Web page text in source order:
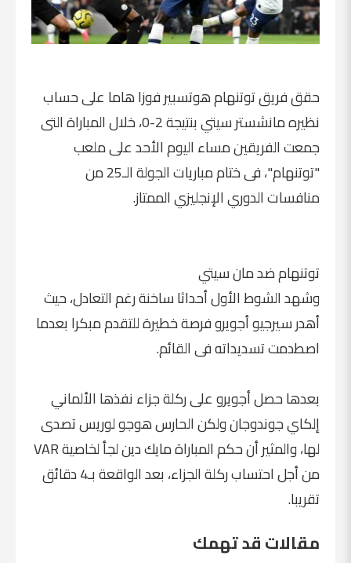
حقق فريق توتنهام هوتسبير فوزا هاما على حساب
نظيره مانشستر سيتي بنتيجة 2-0، خلال المباراة التى
جمعت الفريقين مساء اليوم الأحد على ملعب
"توتنهام"، فى ختام مباريات الجولة الـ25 من
منافسات الدوري الإنجليزي الممتاز.
توتنهام ضد مان سيتي
وشهد الشوط الأول أحداثا ساخنة رغم التعادل، حيث
أهدر سيرجيو أجويرو فرصة خطيرة للتقدم مبكرا بعدما
اصطدمت تسديداته فى القائم.
بعدها حصل أجويرو على ركلة جزاء نفذها الألماني
إلكاي جوندوجان ولكن الحارس هوجو لوريس تصدى
لها، والمثير أن حكم المباراة مايك دين لجأ لخاصية VAR
من أجل احتساب ركلة الجزاء، بعد الواقعة بـ4 دقائق
تقريبا.
مقالات قد تهمك